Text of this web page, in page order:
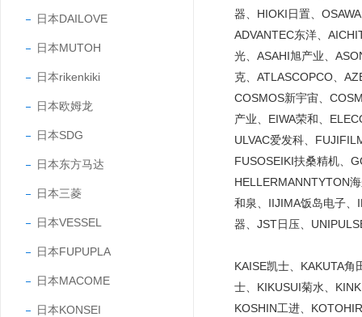
日本DAILOVE
日本MUTOH
日本rikenkiki
日本欧姆龙
日本SDG
日本东方马达
日本三菱
日本VESSEL
日本FUPUPLA
日本MACOME
日本KONSEI
器、HIOKI日置、
ADVANTEC东洋、
光、ASAHI旭产业、
克、ATLASCOPCO、
COSMOS新宇宙、
产业、EIWA荣和、
ULVAC爱发科、
FUSOSEIKI扶桑精机、
HELLERMANNTYTON
和泉、IIJIMA饭岛电子、
器、JST日压、
KAISE凯士、KAKUTA
士、KIKUSUI菊水、
KOSHIN工进、